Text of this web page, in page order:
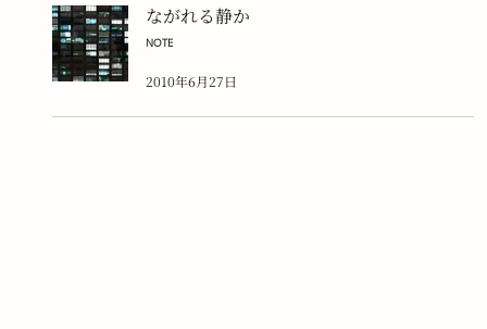
ながれる静か
NOTE
2010年6月27日